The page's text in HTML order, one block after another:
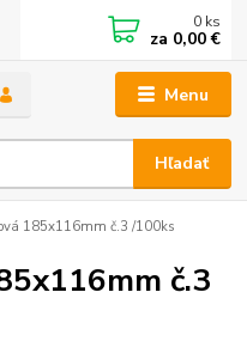
Menu
Hľadať
0 ks
za 0,00 €
185x116mm č.3 /100ks
č.3